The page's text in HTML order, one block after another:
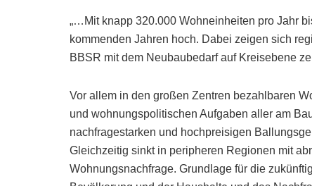
„…Mit knapp 320.000 Wohneinheiten pro Jahr
kommenden Jahren hoch. Dabei zeigen sich
BBSR mit dem Neubaubedarf auf Kreisebene
Vor allem in den großen Zentren bezahlbaren
und wohnungspolitischen Aufgaben aller am
nachfragestarken und hochpreisigen
Gleichzeitig sinkt in peripheren Regionen mit
Wohnungsnachfrage. Grundlage für die